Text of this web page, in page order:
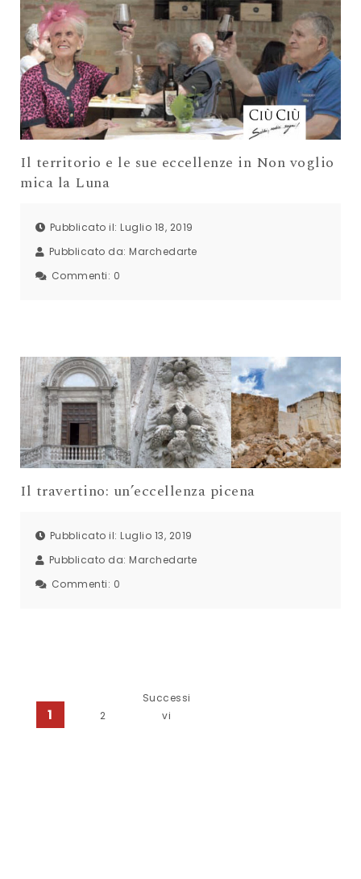
Il territorio e le sue eccellenze in Non voglio
mica la Luna
Pubblicato il: Luglio 18, 2019
Pubblicato da: Marchedarte
Commenti: 0
Il travertino: un’eccellenza picena
Pubblicato il: Luglio 13, 2019
Pubblicato da: Marchedarte
Commenti: 0
Paginazione degli articoli
1 2
Successi
vi